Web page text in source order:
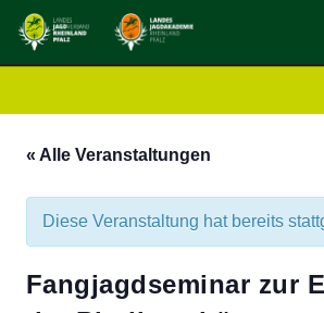
« Alle Veranstaltungen
Diese Veranstaltung hat bereits
Fangjagdseminar zur